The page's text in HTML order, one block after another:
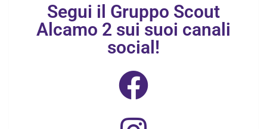
Segui il Gruppo Scout
Alcamo 2 sui suoi canali
social!